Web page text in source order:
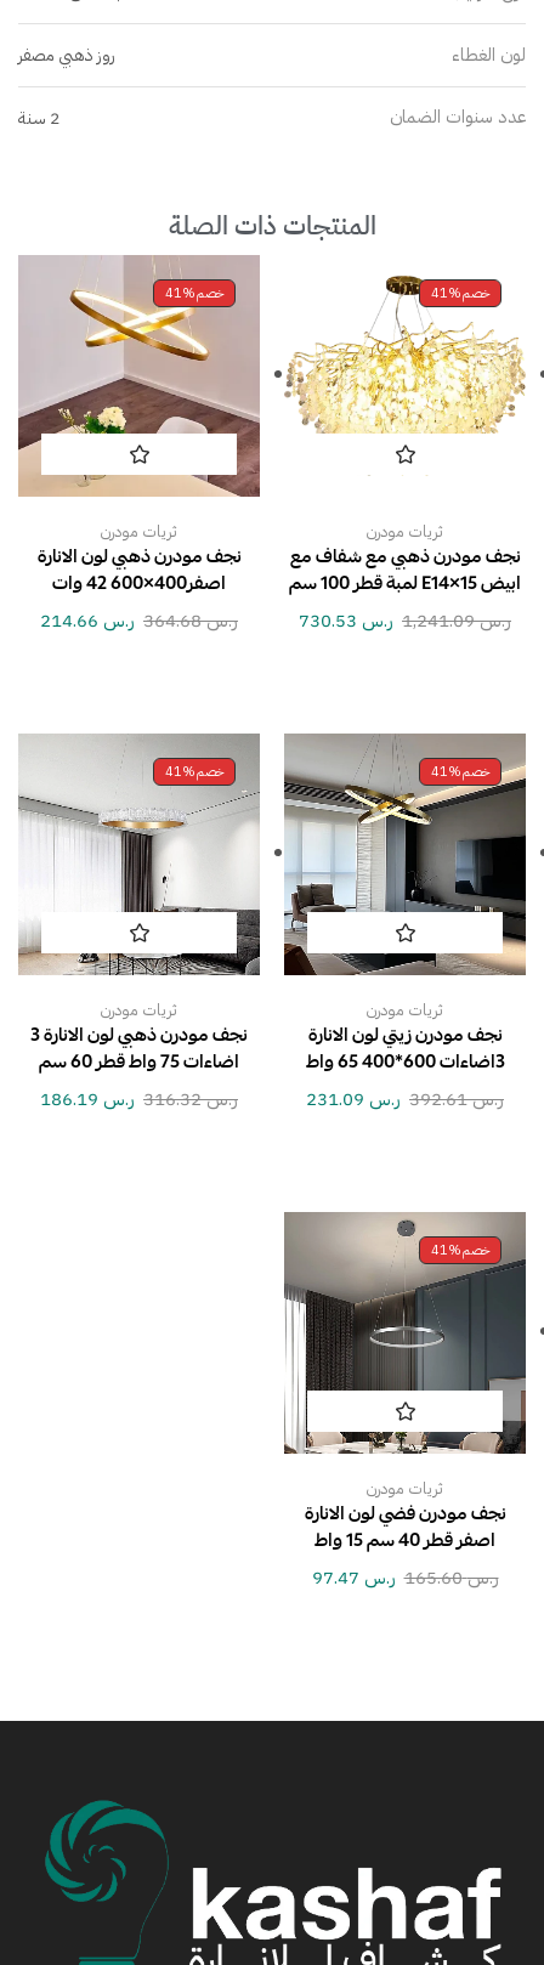
لون الغطاء روز ذهبي مصفر
عدد سنوات الضمان 2 سنة
المنتجات ذات الصلة
خصم41%
ثريات مودرن
نجف مودرن ذهبي مع شفاف مع
ابيض E14×15 لمبة قطر 100 سم
ر.س1,241.09 ر.س
خصم41%
ثريات مودرن
نجف مودرن ذهبي لون الانارة
اصفر400×600 42 وات
ر.س364.68 ر.س
خصم41%
ثريات مودرن
نجف مودرن زيتي لون الانارة
3اضاءات 600*400 65 واط
ر.س392.61 ر.س
خصم41%
ثريات مودرن
نجف مودرن ذهبي لون الانارة 3
اضاءات 75 واط قطر 60 سم
ر.س316.32 ر.س
خصم41%
ثريات مودرن
نجف مودرن فضي لون الانارة
اصفر قطر 40 سم 15 واط
ر.س165.60 ر.س